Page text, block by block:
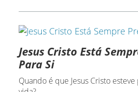
Jesus Cristo Está
Para Si
Quando é que Jesus Cristo